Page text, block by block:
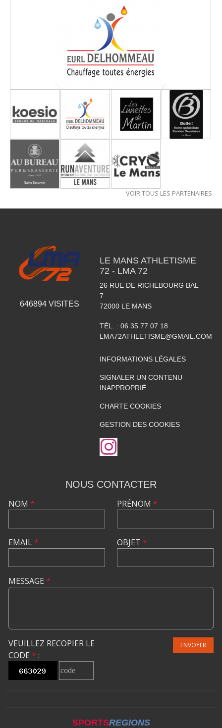
VOIR TOUS LES PARTENAIRES
646894 VISITES
LE MANS ATHLETISME
72 - LMA 72
26 RUE DE RICHEBOURG BAL
7
72000 LE MANS
TÉL. : 06 35 77 07 18
LMA72ATHLETISME@GMAIL.COM
INFORMATIONS LÉGALES
SIGNALER UN CONTENU
INAPPROPRIÉ
CHARTE COOKIES
GESTION DES COOKIES
NOUS CONTACTER
NOM *
EMAIL*
PRÉNOM *
OBJET *
MESSAGE *
VEUILLEZ RECOPIER LE
CODE * :
ENVOYER
SPORTSREGIONS